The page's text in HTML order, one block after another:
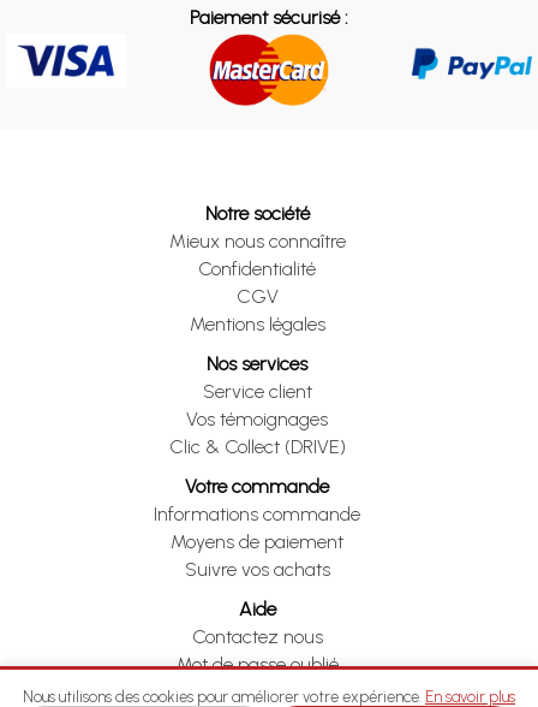
Paiement sécurisé :
Notre société
Mieux nous connaître
Confidentialité
CGV
Mentions légales
Nos services
Service client
Vos témoignages
Clic & Collect (DRIVE)
Votre commande
Informations commande
Moyens de paiement
Suivre vos achats
Aide
Contactez nous
Mot de passe oublié
Je me rétracte
Nous utilisons des cookies pour améliorer votre expérience. En savoir plus